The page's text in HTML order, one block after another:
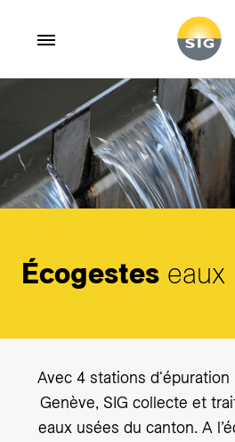
Aller au contenu principal
Écogestes eaux
Avec 4 stations d'épuration
Genève, SIG collecte et
eaux usées du canton. A